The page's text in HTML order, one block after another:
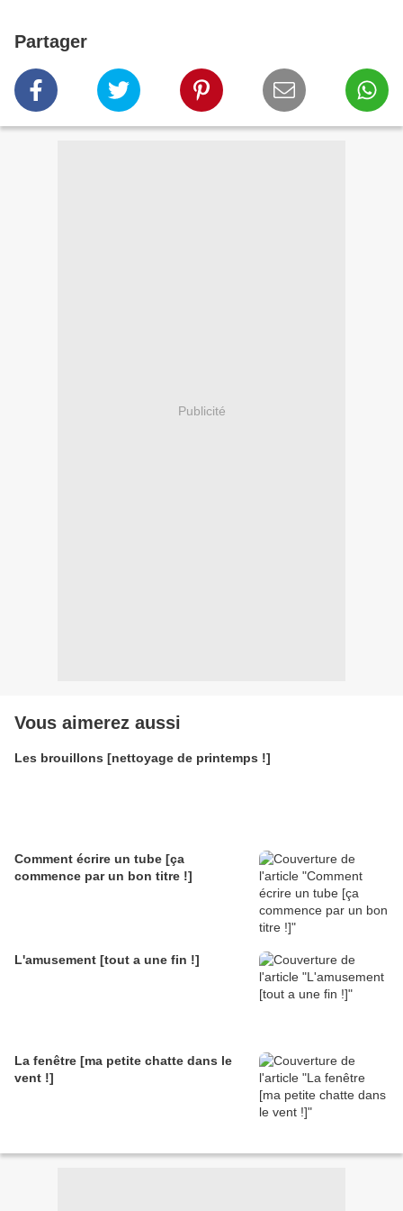
Partager
Publicité
Vous aimerez aussi
Les brouillons [nettoyage de printemps !]
Comment écrire un tube [ça
commence par un bon titre !]
L'amusement [tout a une fin !]
La fenêtre [ma petite chatte dans le
vent !]